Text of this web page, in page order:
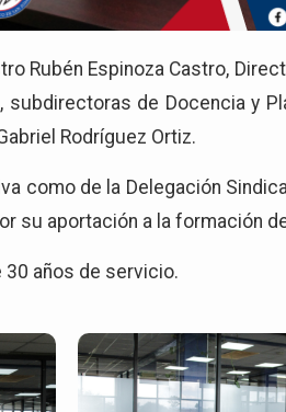
Rubén Espinoza Castro,
subdirectoras de Docencia y
Rodríguez Ortiz.
como de la Delegación
su aportación a la formación
30 años de servicio.